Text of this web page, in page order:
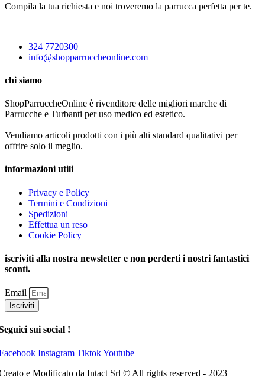
Compila la tua richiesta e noi troveremo la parrucca perfetta per te.
324 7720300
info@shopparruccheonline.com
chi siamo
ShopParruccheOnline è rivenditore delle migliori marche di
Parrucche e Turbanti per uso medico ed estetico.
Vendiamo articoli prodotti con i più alti standard qualitativi per
offrire solo il meglio.
informazioni utili
Privacy e Policy
Termini e Condizioni
Spedizioni
Effettua un reso
Cookie Policy
iscriviti alla nostra newsletter e non perderti i nostri fantastici
sconti.
Email
Iscriviti
sui social !
Instagram TiktokYoutube
e Modificato da Intact Srl © All rights reserved - 2023